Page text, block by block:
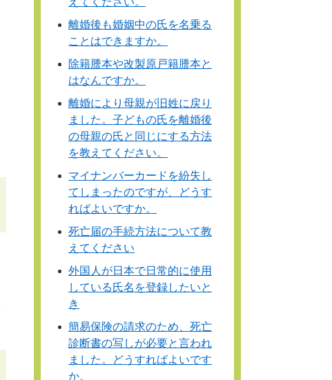
離婚後も婚姻中の氏を名乗る
ことはできますか。
除籍謄本や改製原戸籍謄本と
はなんですか。
離婚により母親が旧姓に戻り
ました。子どもの氏を離婚後
の母親の氏と同じにする方法
を教えてください。
マイナンバーカードを紛失し
てしまったのですが、どうす
ればよいですか。
死亡届の手続方法について教
えてください
外国人が日本で日常的に使用
している氏名を登録したいと
き
簡易保険の請求のため、死亡
診断書の写しが必要と言われ
ました。どうすればよいです
か。